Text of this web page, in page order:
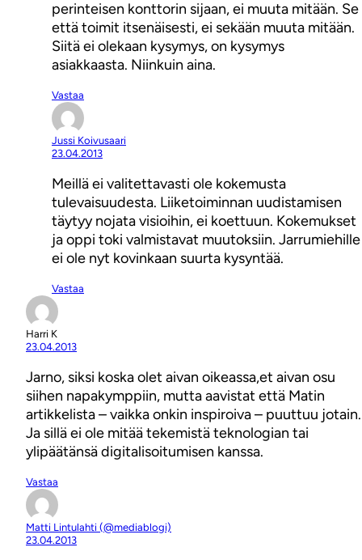
perinteisen konttorin sijaan, ei muuta mitään. Se
että toimit itsenäisesti, ei sekään muuta mitään.
Siitä ei olekaan kysymys, on kysymys
asiakkaasta. Niinkuin aina.
Vastaa
Jussi Koivusaari
23.04.2013
Meillä ei valitettavasti ole kokemusta
tulevaisuudesta. Liiketoiminnan uudistamisen
täytyy nojata visioihin, ei koettuun. Kokemukset
ja oppi toki valmistavat muutoksiin. Jarrumiehille
ei ole nyt kovinkaan suurta kysyntää.
Vastaa
Harri K
23.04.2013
Jarno, siksi koska olet aivan oikeassa,et aivan osu
siihen napakymppiin, mutta aavistat että Matin
artikkelista – vaikka onkin inspiroiva – puuttuu jotain.
Ja sillä ei ole mitää tekemistä teknologian tai
ylipäätänsä digitalisoitumisen kanssa.
Vastaa
Matti Lintulahti (@mediablogi)
23.04.2013